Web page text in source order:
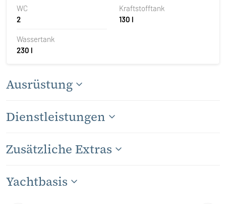
WC
2
Kraftstofftank
130 l
Wassertank
230 l
Ausrüstung
Dienstleistungen
Zusätzliche Extras
Yachtbasis